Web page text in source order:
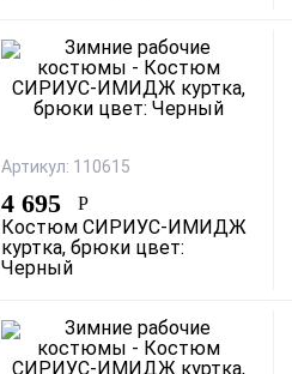
Артикул: 110615
4 695 Р
Костюм СИРИУС-ИМИДЖ
куртка, брюки цвет:
Черный